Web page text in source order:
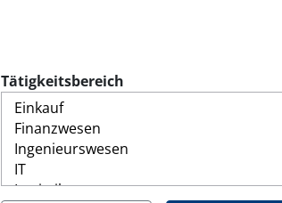
Tätigkeitsbereich